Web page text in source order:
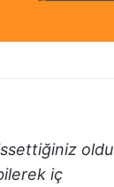
oldu
iç